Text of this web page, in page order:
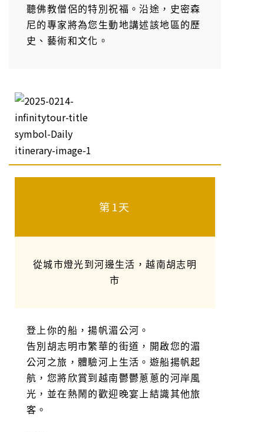
聽佛教僧侶的特別祝福。沿途，史密森
尼的專家將為您生動地講述該地區的歷
史、藝術和文化。
第1天
從城市燈光到河邊生活，越南胡志明
市
登上你的船，揚帆湄公河。
告別胡志明市繁華的街道，開啟您的湄
公河之旅，體驗河上生活。遊船揚帆起
航，您將欣賞到越南鬱鬱蔥蔥的河岸風
光，並在熱鬧的歡迎晚宴上結識其他旅
客。